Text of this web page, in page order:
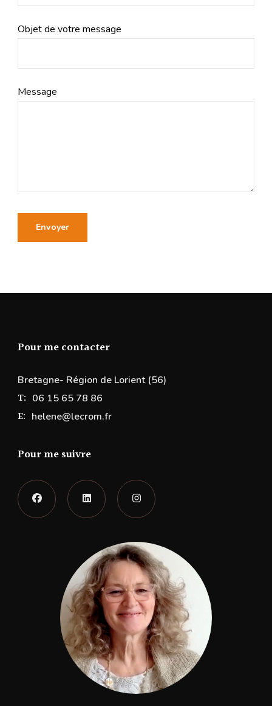
Objet de votre message
Message
Pour me contacter
Bretagne- Région de Lorient (56)
T: 06 15 65 78 86
E: helene@lecrom.fr
Pour me suivre